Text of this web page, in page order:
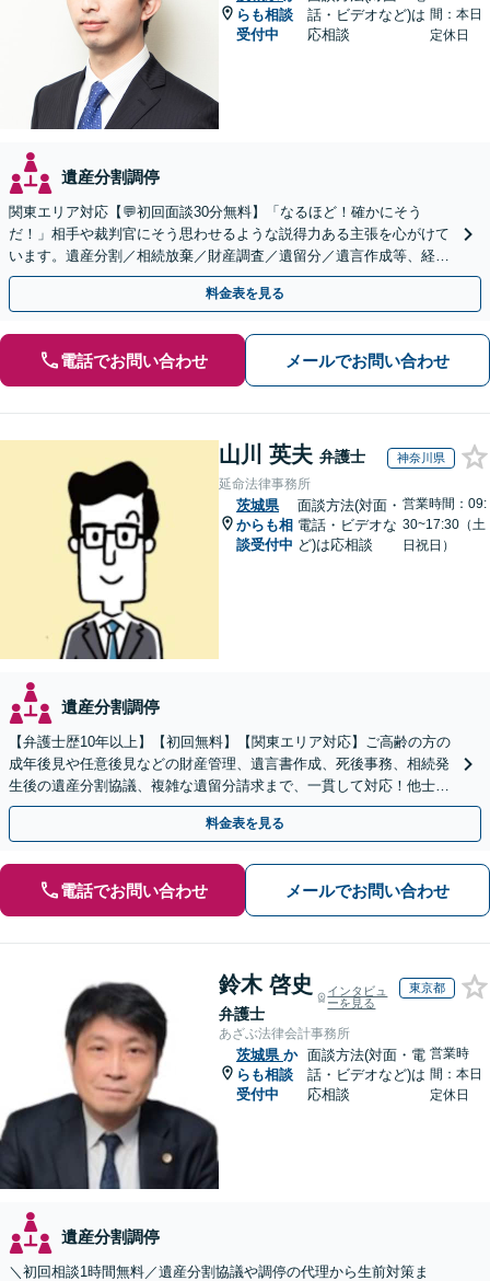
らも相談
受付中
話・ビデオなど)は
応相談
間：本日
定休日
遺産分割調停
関東エリア対応【💬初回面談30分無料】「なるほど！確かにそう
だ！」相手や裁判官にそう思わせるような説得力ある主張を心がけて
います。遺産分割／相続放棄／財産調査／遺留分／遺言作成等、経験
豊富な事務所。複雑な手続を代行【年間相談100件以上】
料金表を見る
電話でお問い合わせ メールでお問い合わせ
山川 英夫 弁護士 神奈川県
延命法律事務所
茨城県
からも相
談受付中
面談方法(対面・
電話・ビデオな
ど)は応相談
営業時間：09:
30~17:30（土
日祝日）
遺産分割調停
【弁護士歴10年以上】【初回無料】【関東エリア対応】ご高齢の方の
成年後見や任意後見などの財産管理、遺言書作成、死後事務、相続発
生後の遺産分割協議、複雑な遺留分請求まで、一貫して対応！他士業
との連携力を活かした最適解の追求【WEB面談対応】
料金表を見る
電話でお問い合わせ メールでお問い合わせ
鈴木 啓史
弁護士
インタビュ
ーを見る
東京都
あざぶ法律会計事務所
茨城県 か
らも相談
受付中
面談方法(対面・電
話・ビデオなど)は
応相談
営業時
間：本日
定休日
遺産分割調停
＼初回相談1時間無料／遺産分割協議や調停の代理から生前対策ま